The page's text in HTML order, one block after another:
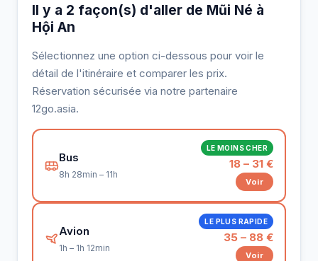
Il y a 2 façon(s) d'aller de Mũi Né à
Hội An
Sélectionnez une option ci-dessous pour voir le
détail de l'itinéraire et comparer les prix.
Réservation sécurisée via notre partenaire
12go.asia.
Bus
8h 28min – 11h
LE MOINS CHER
18 – 31 €
Voir
Avion
1h – 1h 12min
LE PLUS RAPIDE
35 – 88 €
Voir